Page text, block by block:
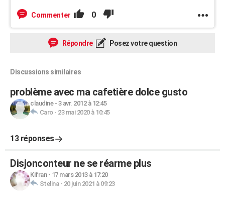
Commenter 0
Répondre Posez votre question
Discussions similaires
problème avec ma cafetière dolce gusto
claudine- 3 avr. 2012 à 12:45
Caro- 23 mai 2020 à 10:45
13 réponses
Disjonconteur ne se réarme plus
Kifran- 17 mars 2013 à 17:20
Stelina- 20 juin 2021 à 09:23